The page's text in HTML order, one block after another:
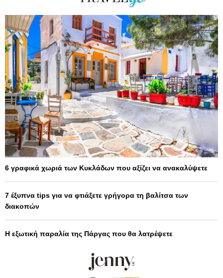
6 γραφικά χωριά των Κυκλάδων που αξίζει να ανακαλύψετε
7 έξυπνα tips για να φτιάξετε γρήγορα τη βαλίτσα των
διακοπών
Η εξωτική παραλία της Πάργας που θα λατρέψετε